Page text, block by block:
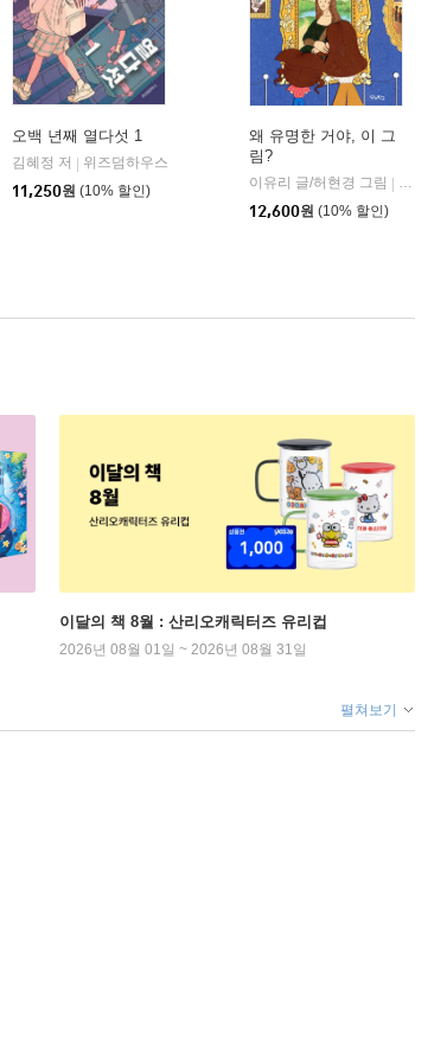
오백 년째 열다섯 1
김혜정 저
위즈덤하우스
11,250원 (10% 할인)
왜 유명한 거야, 이 그
림?
이유리 글/허현경 그림
우리학교
12,600원 (10% 할인)
이달의 책 8월 : 산리오캐릭터즈 유리컵
2026년 08월 01일 ~ 2026년 08월 31일
펼쳐보기